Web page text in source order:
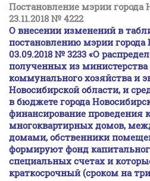
Постановление мэрии города
23.11.2018 № 4222
О внесении изменений в
постановлению мэрии города
03.09.2018 № 3233 «О
полученных из
коммунального хозяйства и
Новосибирской области, и
в бюджете города
финансирование проведения
многоквартирных домов,
домами, обственники
формируют фонд
специальных счетах и
краткосрочный (сроком на